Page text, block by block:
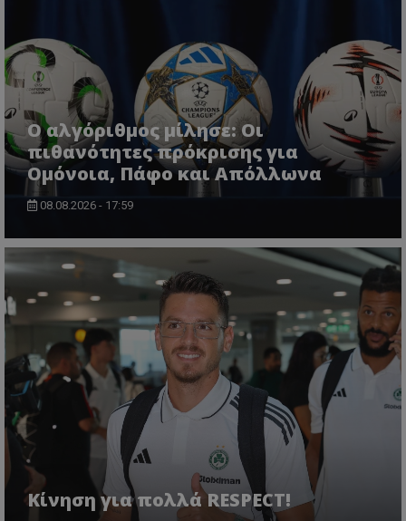
Ο αλγόριθμος μίλησε: Οι
πιθανότητες πρόκρισης για
Ομόνοια, Πάφο και Απόλλωνα
08.08.2026 - 17:59
Κίνηση για πολλά RESPECT!